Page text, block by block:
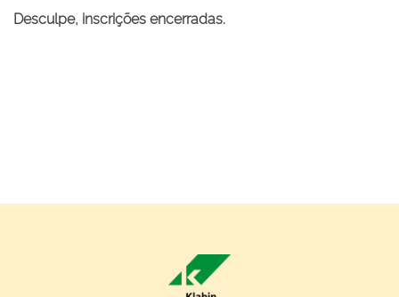
Desculpe, inscrições encerradas.